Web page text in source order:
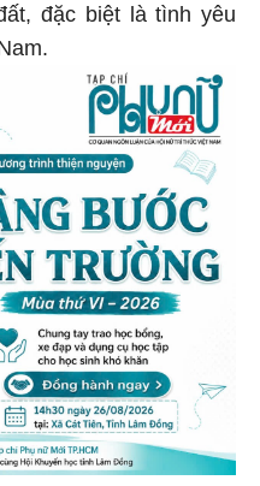
đặc biệt là tình yêu